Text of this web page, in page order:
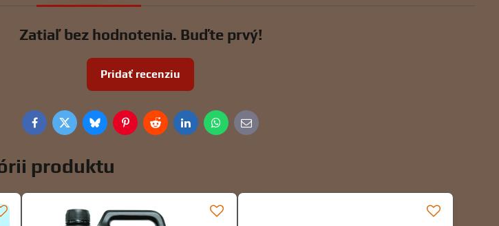
Zatiaľ bez hodnotenia. Buďte prvý!
Pridať recenziu
FacebookTwitterBlueskyPinterestRedditLinkedInWhatsApp
E-
mail
produktu